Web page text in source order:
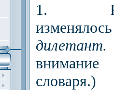
1.
внимание
словаря.)